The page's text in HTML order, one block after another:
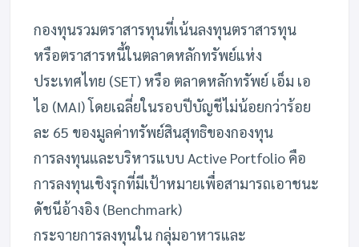
กองทุนรวมตราสารทุนที่เน้นลงทุนตราสารทุน
หรือตราสารหนี้ในตลาดหลักทรัพย์แห่ง
ประเทศไทย (SET) หรือ ตลาดหลักทรัพย์ เอ็ม เอ
ไอ (MAI) โดยเฉลี่ยในรอบปีบัญชีไม่น้อยกว่าร้อย
ละ 65 ของมูลค่าทรัพย์สินสุทธิของกองทุน
การลงทุนและบริหารแบบ Active Portfolio คือ
การลงทุนเชิงรุกที่มีเป้าหมายเพื่อสามารถเอาชนะ
ดัชนีอ้างอิง (Benchmark)
กระจายการลงทุนใน กลุ่มอาหารและ